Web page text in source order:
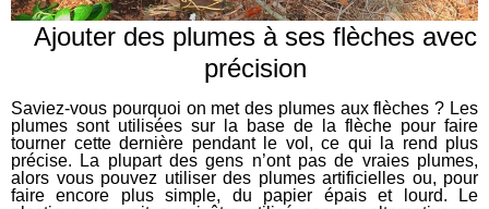
Ajouter des plumes à ses flèches avec
précision
Saviez-vous pourquoi on met des plumes aux flèches ? Les
plumes sont utilisées sur la base de la flèche pour faire
tourner cette dernière pendant le vol, ce qui la rend plus
précise. La plupart des gens n’ont pas de vraies plumes,
alors vous pouvez utiliser des plumes artificielles ou, pour
faire encore plus simple, du papier épais et lourd. Le